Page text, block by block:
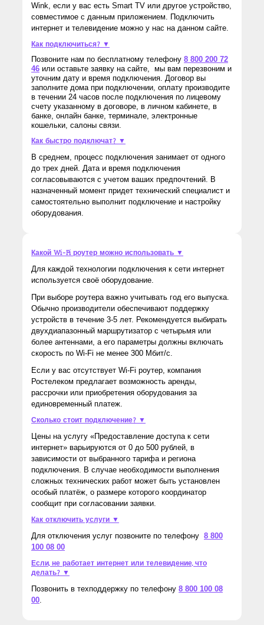
Wink, если у вас есть Smart TV или другое устройство,
совместимое с данным приложением. Подключить
интернет и телевидение можно у нас на данном сайте.
Как подключиться? ▼
Позвоните нам по бесплатному телефону 8 800 200 72
46 или оставьте заявку на сайте, мы вам перезвоним и
уточним дату и время подключения. Договор вы
заполните дома при подключении, оплату производите
в течении 24 часов после подключения по лицевому
счету указанному в договоре, в личном кабинете, в
банке, онлайн банке, терминале, электронные
кошельки, салоны связи.
Как быстро подключат? ▼
В среднем, процесс подключения занимает от одного
до трех дней. Дата и время подключения
согласовываются с учетом ваших предпочтений. В
назначенный момент придет технический специалист и
самостоятельно выполнит подключение и настройку
оборудования.
Какой Wi-Fi роутер можно использовать ▼
Для каждой технологии подключения к сети интернет
используется своё оборудование.
При выборе роутера важно учитывать год его выпуска.
Обычно производители обеспечивают поддержку
устройств в течение 3-5 лет. Рекомендуется выбирать
двухдиапазонный маршрутизатор с четырьмя или
более антеннами, а его параметры должны включать
скорость по Wi-Fi не менее 300 Мбит/с.
Если у вас отсутствует Wi-Fi роутер, компания
Ростелеком предлагает возможность аренды,
рассрочки или приобретения оборудования за
единовременный платеж.
Сколько стоит подключение? ▼
Цены на услугу «Предоставление доступа к сети
интернет» варьируются от 0 до 500 рублей, в
зависимости от выбранного тарифа и региона
подключения. В случае необходимости выполнения
сложных технических работ может быть установлен
особый платёж, о размере которого координатор
сообщит при согласовании заявки.
Как отключить услуги ▼
Для отключения услуг позвоните по телефону 8 800
100 08 00
Если, не работает интернет или телевидение, что
делать? ▼
Позвонить в техподдержку по телефону 8 800 100 08
00